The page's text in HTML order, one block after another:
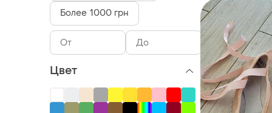
Более 1000 грн
Цвет